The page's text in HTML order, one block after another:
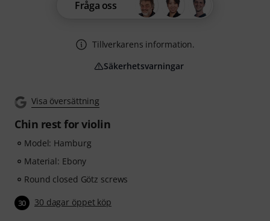
Visa översättning
Chin rest for violin
Model: Hamburg
Material: Ebony
Round closed Götz screws
30 30 dagar öppet köp
Fråga oss
Tillverkarens information.
Säkerhetsvarningar